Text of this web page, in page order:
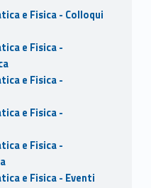
e Fisica - Colloqui
e Fisica -
e Fisica -
e Fisica -
e Fisica -
e Fisica - Eventi